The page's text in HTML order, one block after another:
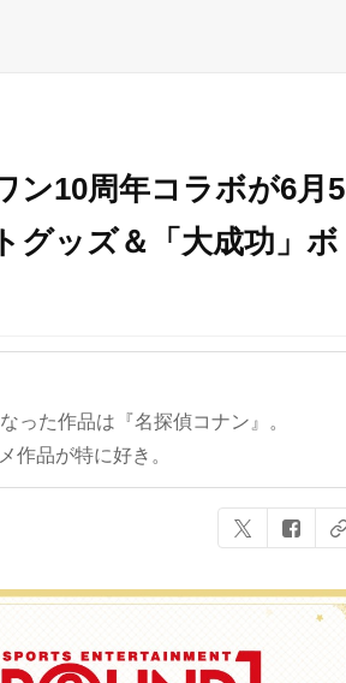
ン10周年コラボが6月5
グッズ＆「大成功」ボ
った作品は『名探偵コナン』。
作品が特に好き。